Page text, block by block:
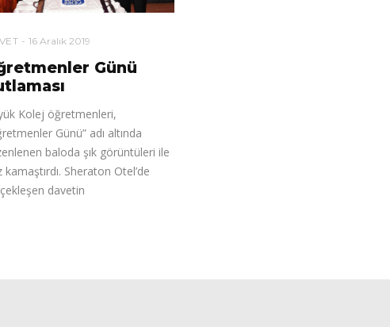
16 Aralık 2019
Günü
Kolej öğretmenleri,
Günü” adı altında
baloda şık görüntüleri ile
kamaştırdı. Sheraton Otel’de
davetin